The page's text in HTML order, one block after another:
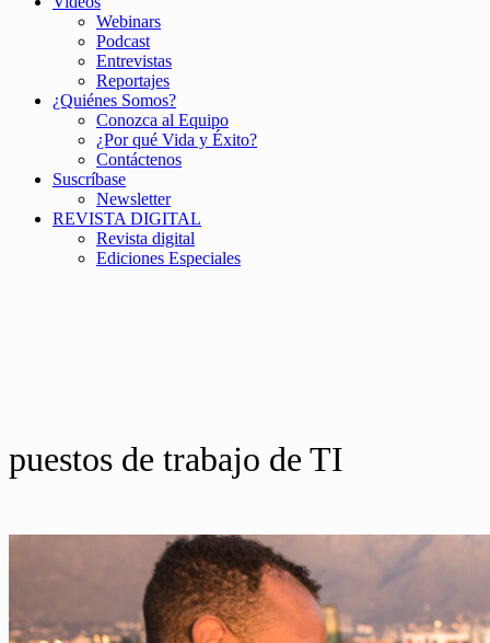
Webinars
Podcast
Entrevistas
Reportajes
¿Quiénes Somos?
Conozca al Equipo
¿Por qué Vida y Éxito?
Contáctenos
Suscríbase
Newsletter
REVISTA DIGITAL
Revista digital
Ediciones Especiales
puestos de trabajo de TI